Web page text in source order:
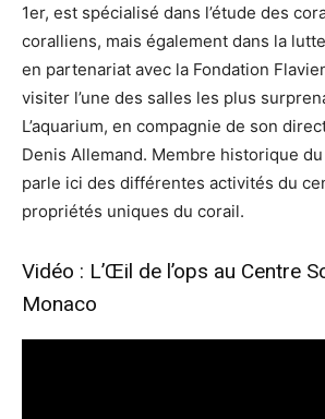
1er, est spécialisé dans l’étude des
coralliens, mais également dans la
en partenariat avec la Fondation
visiter l’une des salles les plus
L’aquarium, en compagnie de son
Denis Allemand. Membre historique
parle ici des différentes activités du
propriétés uniques du corail.
Vidéo : L’Œil de l’ops au Centre
Monaco